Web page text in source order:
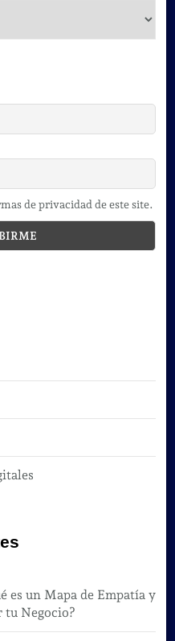
de privacidad de este site.
es un Mapa de Empatía y
tu Negocio?